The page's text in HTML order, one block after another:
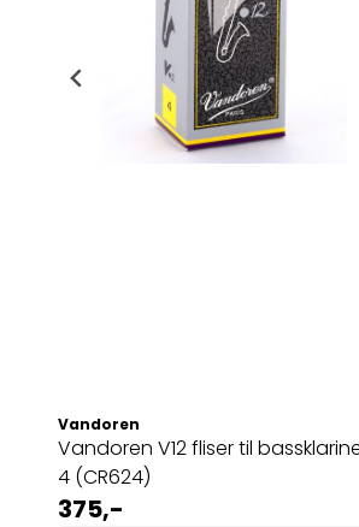
Vandoren
Vandoren V12 fliser til
4 (CR624)
375,-